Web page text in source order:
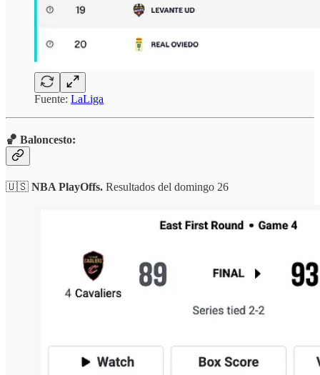
Fuente: LaLiga
🏀 Baloncesto:
🇺🇸 NBA PlayOffs. Resultados del domingo 26